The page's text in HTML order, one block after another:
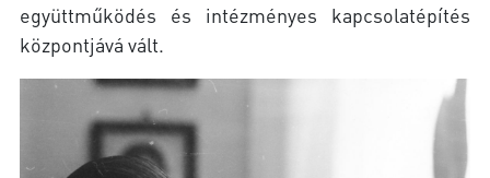
együttműködés és intézményes kapcsolatépítés
központjává vált.